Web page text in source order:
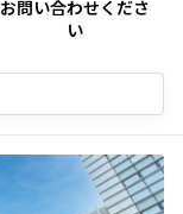
お問い合わせくださ
い